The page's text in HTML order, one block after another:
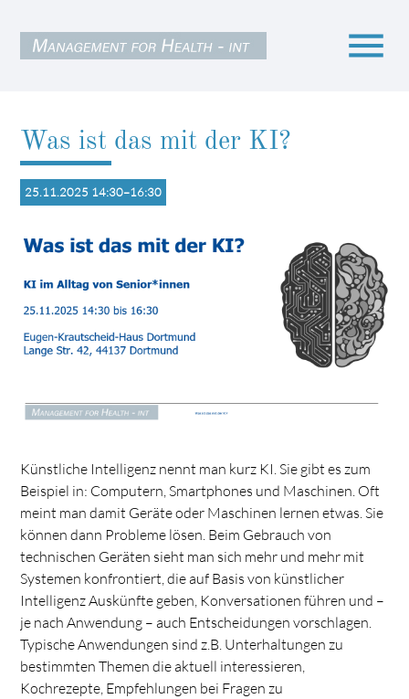
menu
Suchbegriffe
Was ist das mit der KI?
25.11.2025 14:30–16:30
Künstliche Intelligenz nennt man kurz KI. Sie gibt es zum
Beispiel in: Computern, Smartphones und Maschinen. Oft
meint man damit Geräte oder Maschinen lernen etwas. Sie
können dann Probleme lösen. Beim Gebrauch von
technischen Geräten sieht man sich mehr und mehr mit
Systemen konfrontiert, die auf Basis von künstlicher
Intelligenz Auskünfte geben, Konversationen führen und –
je nach Anwendung – auch Entscheidungen vorschlagen.
Typische Anwendungen sind z.B. Unterhaltungen zu
bestimmten Themen die aktuell interessieren,
Kochrezepte, Empfehlungen bei Fragen zu